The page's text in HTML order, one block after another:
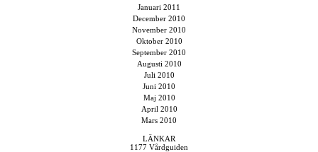
Januari 2011
December 2010
November 2010
Oktober 2010
September 2010
Augusti 2010
Juli 2010
Juni 2010
Maj 2010
April 2010
Mars 2010
LÄNKAR
1177 Vårdguiden